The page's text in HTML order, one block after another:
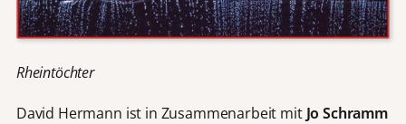
Rheintöchter
David Hermann ist in Zusammenarbeit mit Jo Schramm